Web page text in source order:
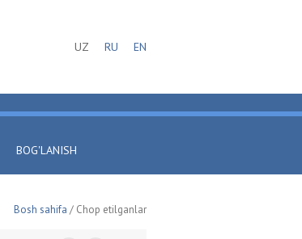
UZ RU EN
BOG'LANISH
Bosh sahifa / Chop etilganlar